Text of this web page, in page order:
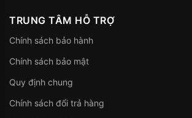
TRUNG TÂM HỖ TRỢ
Chính sách bảo hành
Chính sách bảo mật
Quy định chung
Chính sách đổi trả hàng